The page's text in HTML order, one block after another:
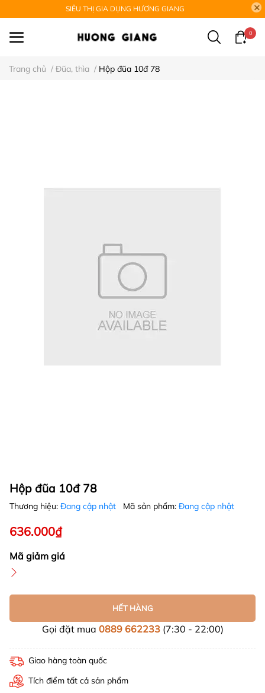
SIÊU THỊ GIA DỤNG HƯƠNG GIANG
0
Trang chủ / Đũa, thìa / Hộp đũa 10đ 78
Hộp đũa 10đ 78
Thương hiệu: Đang cập nhật Mã sản phẩm: Đang cập nhật
636.000₫
Mã giảm giá
HẾT HÀNG
Gọi đặt mua 0889 662233(7:30 - 22:00)
Giao hàng toàn quốc
Tích điểm tất cả sản phẩm